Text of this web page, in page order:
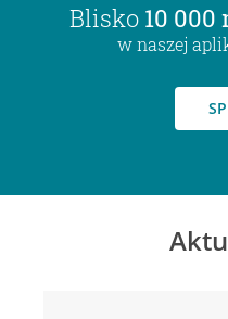
Blisko 10 000
w naszej